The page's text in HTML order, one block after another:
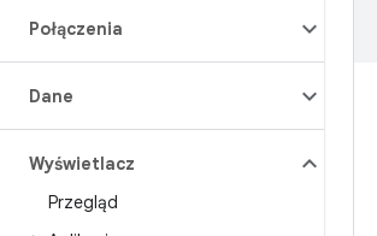
Połączenia
Dane
Wyświetlacz
Przegląd